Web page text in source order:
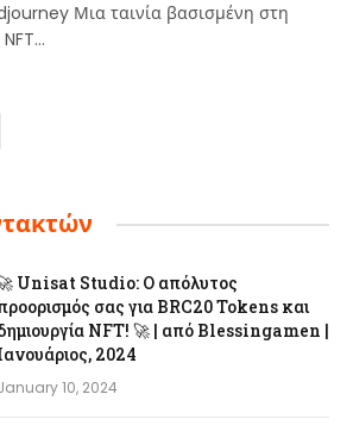
Μια ταινία βασισμένη στη
Unisat Studio: Ο απόλυτος
σας για BRC20 Tokens και
NFT! 🚀 | από Blessingamen |
2024
10, 2024